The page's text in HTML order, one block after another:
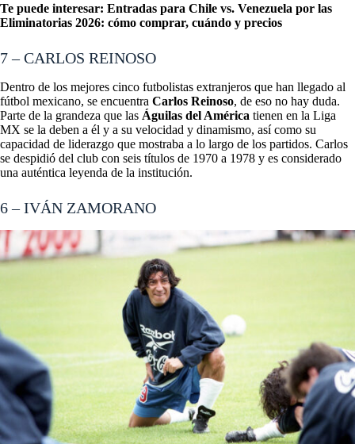
Te puede interesar: Entradas para Chile vs. Venezuela por las
Eliminatorias 2026: cómo comprar, cuándo y precios
7 – CARLOS REINOSO
Dentro de los mejores cinco futbolistas extranjeros que han llegado al
fútbol mexicano, se encuentra Carlos Reinoso, de eso no hay duda.
Parte de la grandeza que las Águilas del América tienen en la Liga
MX se la deben a él y a su velocidad y dinamismo, así como su
capacidad de liderazgo que mostraba a lo largo de los partidos. Carlos
se despidió del club con seis títulos de 1970 a 1978 y es considerado
una auténtica leyenda de la institución.
6 – IVÁN ZAMORANO